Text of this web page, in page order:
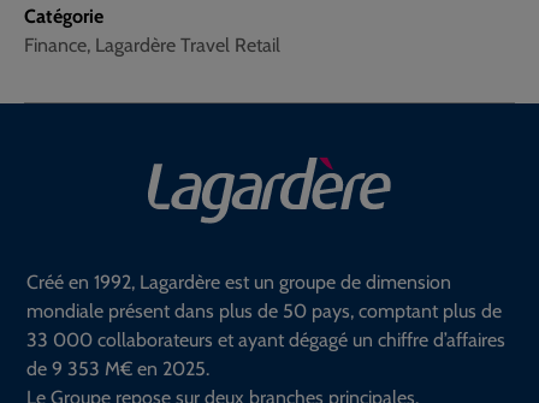
Catégorie
Finance, Lagardère Travel Retail
Créé en 1992, Lagardère est un groupe de dimension
mondiale présent dans plus de 50 pays, comptant plus de
33 000 collaborateurs et ayant dégagé un chiffre d’affaires
de 9 353 M€ en 2025.
Le Groupe repose sur deux branches principales.